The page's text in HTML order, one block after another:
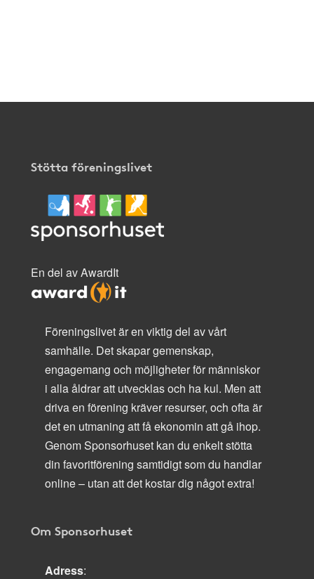
Stötta föreningslivet
En del av AwardIt
Föreningslivet är en viktig del av vårt
samhälle. Det skapar gemenskap,
engagemang och möjligheter för människor
i alla åldrar att utvecklas och ha kul. Men att
driva en förening kräver resurser, och ofta är
det en utmaning att få ekonomin att gå ihop.
Genom Sponsorhuset kan du enkelt stötta
din favoritförening samtidigt som du handlar
online – utan att det kostar dig något extra!
Om Sponsorhuset
Adress: